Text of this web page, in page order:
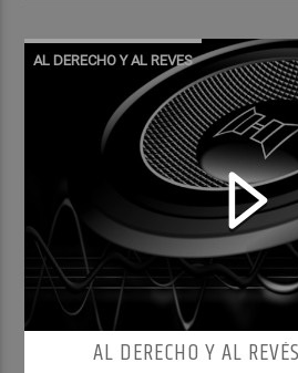
AL DERECHO Y AL REVES
AL DERECHO Y AL